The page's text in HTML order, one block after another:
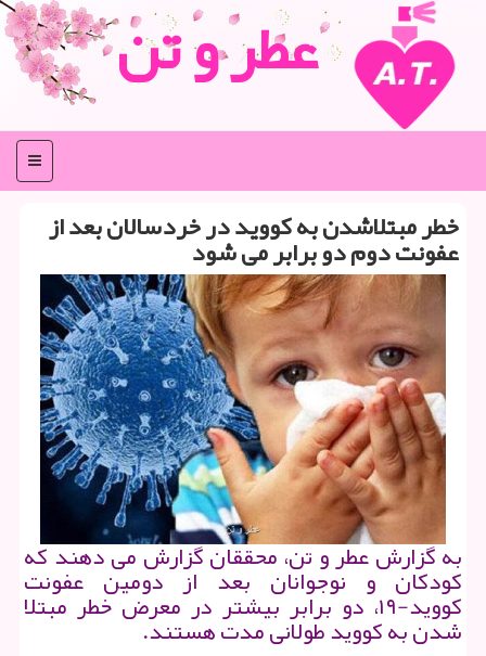
عطر و تن
منو
خطر مبتلاشدن به کووید در خردسالان بعد از
عفونت دوم دو برابر می شود
به گزارش عطر و تن، محققان گزارش می دهند که
کودکان و نوجوانان بعد از دومین عفونت
کووید-۱۹، دو برابر بیشتر در معرض خطر مبتلا
شدن به کووید طولانی مدت هستند.